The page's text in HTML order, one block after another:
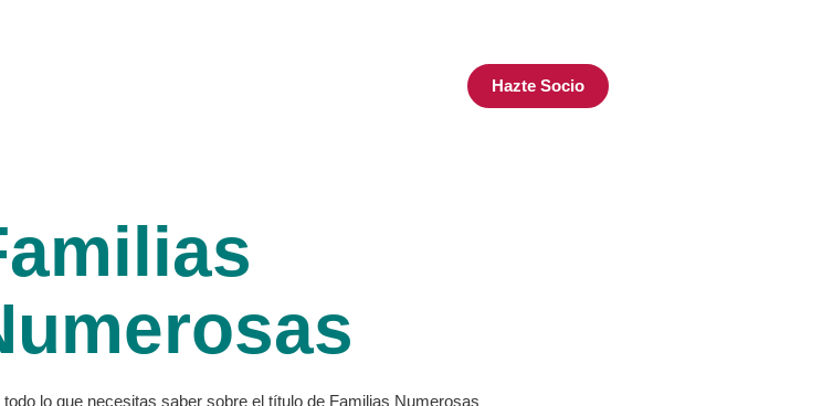
Hazte Socio
todo lo que necesitas saber sobre el título de Familias Numerosas